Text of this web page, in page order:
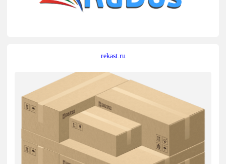
rekast.ru